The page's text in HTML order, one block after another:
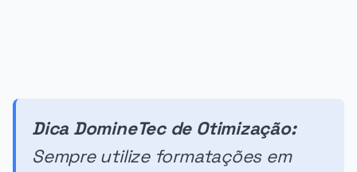
Dica DomineTec de Otimização:
Sempre utilize formatações em